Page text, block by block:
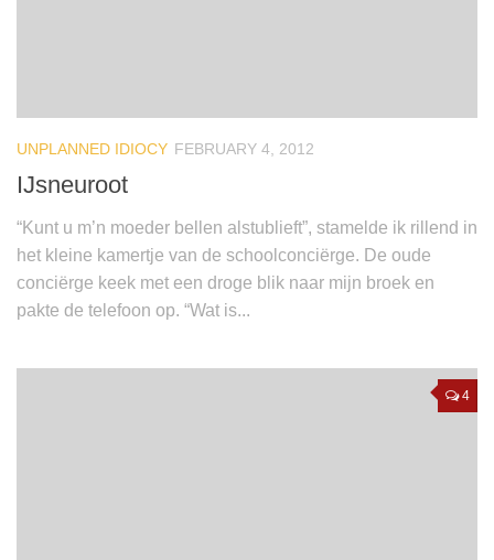
UNPLANNED IDIOCY FEBRUARY 4, 2012
IJsneuroot
“Kunt u m’n moeder bellen alstublieft”, stamelde ik rillend in
het kleine kamertje van de schoolconciërge. De oude
conciërge keek met een droge blik naar mijn broek en
pakte de telefoon op. “Wat is...
4